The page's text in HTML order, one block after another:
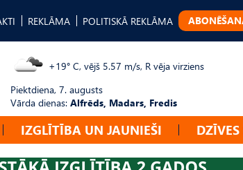
REKLĀMA POLITISKĀ REKLĀMA
+19° C, vējš 5.57 m/s, R vēja virziens
Piektdiena, 7. augusts
Vārda dienas: Alfrēds, Madars, Fredis
IZGLĪTĪBA UN JAUNIEŠI DZĪVES